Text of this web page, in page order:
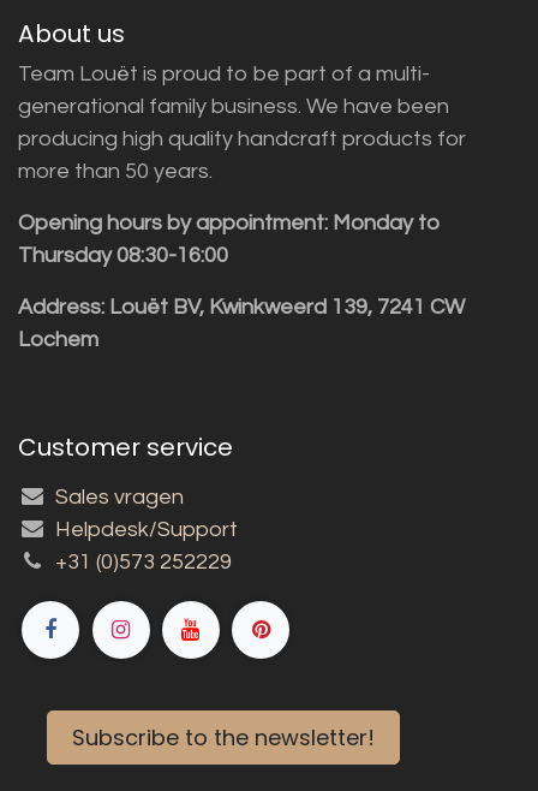
About us
Team Louët is proud to be part of a multi-
generational family business. We have been
producing high quality handcraft products for
more than 50 years.
Opening hours by appointment: Monday to
Thursday 08:30-16:00
Address: Louët BV, Kwinkweerd 139, 7241 CW
Lochem
Customer service
Sales vragen
Helpdesk/Support
+31 (0)573 252229
Subscribe to the newsletter!